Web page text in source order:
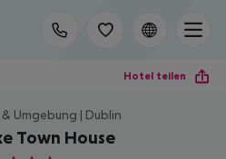
Hotel teilen
Umgebung | Dublin
Town House